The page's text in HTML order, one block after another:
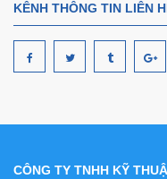
KÊNH THÔNG TIN LIÊN
CÔNG TY TNHH KỸ